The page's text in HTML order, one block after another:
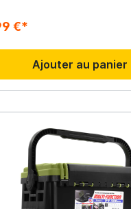
€*
Ajouter au panier